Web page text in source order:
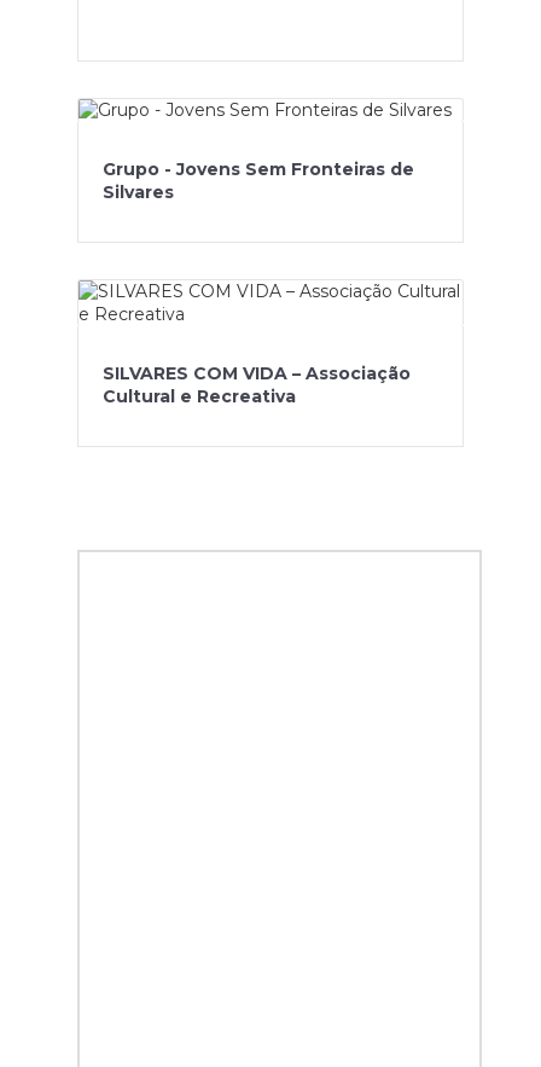
Grupo - Jovens Sem Fronteiras de
Silvares
SILVARES COM VIDA – Associação
Cultural e Recreativa